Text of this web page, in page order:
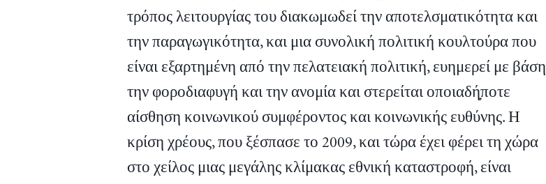
τρόπος λειτουργίας του διακωμωδεί την αποτελσματικότητα και
την παραγωγικότητα, και μια συνολική πολιτική κουλτούρα που
είναι εξαρτημένη από την πελατειακή πολιτική, ευημερεί με βάση
την φοροδιαφυγή και την ανομία και στερείται οποιαδή̟ποτε
αίσθηση κοινωνικού συμφέροντος και κοινωνικής ευθύνης. Η
κρίση χρέους, που ξέσπασε το 2009, και τώρα έχει φέρει τη χώρα
στο χείλος μιας μεγάλης κλίμακας εθνική καταστροφή, είναι